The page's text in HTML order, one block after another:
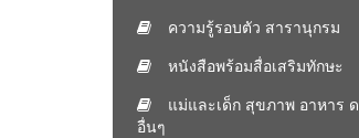
ความรู้รอบตัว สารานุกรม
หนังสือพร้อมสื่อเสริมทักษะ
แม่และเด็ก สุขภาพ อาหาร
อื่นๆ